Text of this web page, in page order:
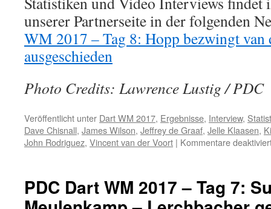
unserer Partnerseite in der folgenden
WM 2017 – Tag 8: Hopp bezwingt
ausgeschieden
Photo Credits: Lawrence Lustig / PDC
Veröffentlicht unter Dart WM 2017, Ergebnisse, Interview,
Dave Chisnall, James Wilson, Jeffrey de Graaf, Jelle Klaasen,
John Rodriguez, Vincent van der Voort | Kommentare
PDC Dart WM 2017 – Tag 7: